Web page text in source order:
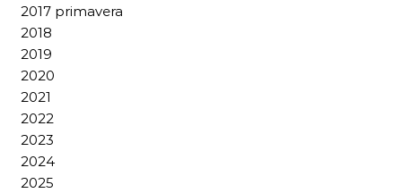
2017 primavera
2018
2019
2020
2021
2022
2023
2024
2025